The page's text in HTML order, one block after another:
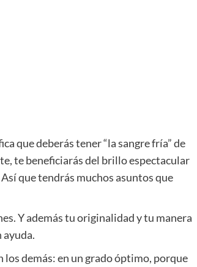
que deberás tener “la sangre fría” de
te beneficiarás del brillo espectacular
que tendrás muchos asuntos que
Y además tu originalidad y tu manera
ayuda.
los demás: en un grado óptimo, porque